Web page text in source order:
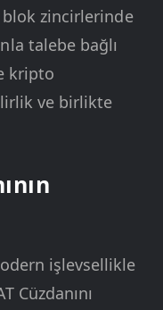
blok zincirlerinde
talebe bağlı
kripto
ve birlikte
işlevsellikle
Cüzdanını